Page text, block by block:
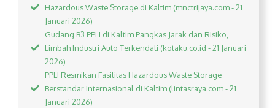
Hazardous Waste Storage di Kaltim (mnctrijaya.com - 21
Januari 2026)
Gudang B3 PPLI di Kaltim Pangkas Jarak dan Risiko,
Limbah Industri Auto Terkendali (kotaku.co.id - 21 Januari
2026)
PPLI Resmikan Fasilitas Hazardous Waste Storage
Berstandar Internasional di Kaltim (lintasraya.com - 21
Januari 2026)